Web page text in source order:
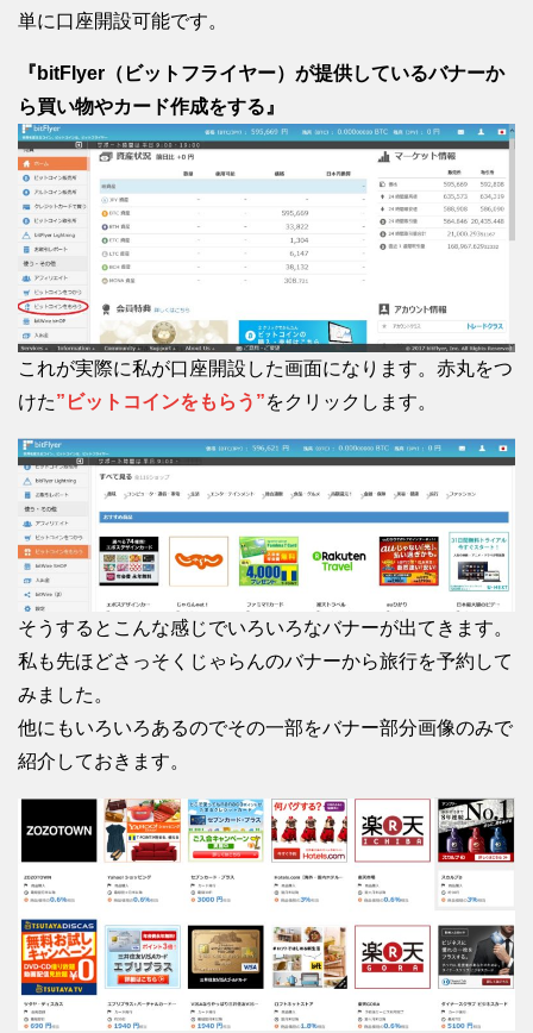
単に口座開設可能です。
『bitFlyer（ビットフライヤー）が提供しているバナーか
ら買い物やカード作成をする』
これが実際に私が口座開設した画面になります。赤丸をつ
けた”ビットコインをもらう”をクリックします。
そうするとこんな感じでいろいろなバナーが出てきます。
私も先ほどさっそくじゃらんのバナーから旅行を予約して
みました。
他にもいろいろあるのでその一部をバナー部分画像のみで
紹介しておきます。